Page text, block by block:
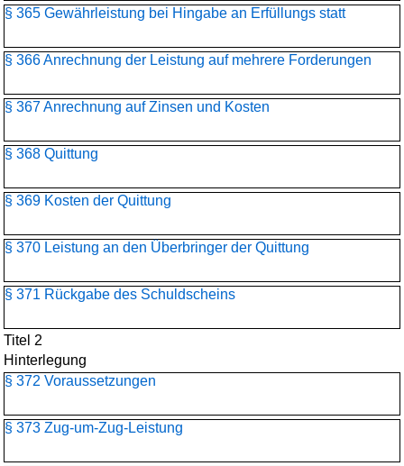
§ 365 Gewährleistung bei Hingabe an Erfüllungs statt
§ 366 Anrechnung der Leistung auf mehrere Forderungen
§ 367 Anrechnung auf Zinsen und Kosten
§ 368 Quittung
§ 369 Kosten der Quittung
§ 370 Leistung an den Überbringer der Quittung
§ 371 Rückgabe des Schuldscheins
Titel 2
Hinterlegung
§ 372 Voraussetzungen
§ 373 Zug-um-Zug-Leistung